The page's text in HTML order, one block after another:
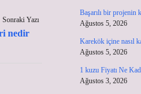
Sonraki Yazı
nedir
Başarılı bir projenin
Ağustos 5, 2026
Karekök içine nasıl
Ağustos 5, 2026
1 kuzu Fiyatı Ne
Ağustos 3, 2026